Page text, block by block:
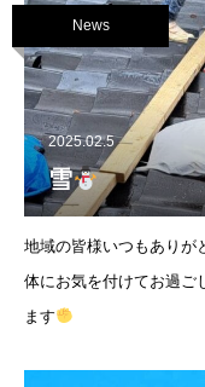
News
2025.02.5
雪
地域の皆様いつもありが
体にお気を付けてお過ご
ます